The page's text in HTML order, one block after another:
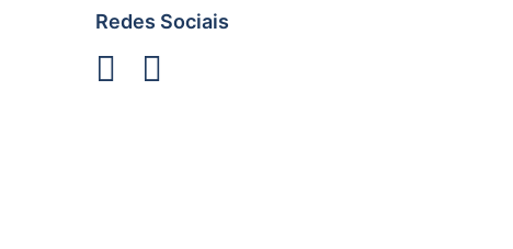
Redes Sociais